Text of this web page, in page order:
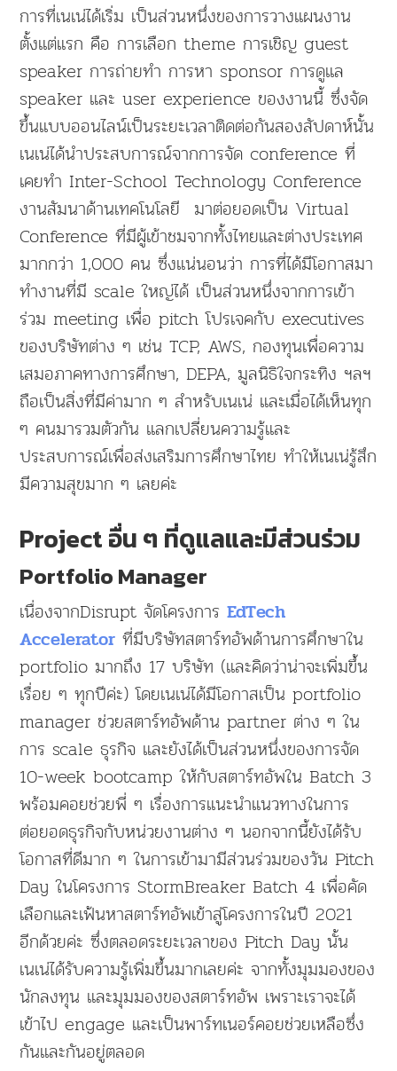
การที่เนเน่ได้เริ่ม เป็นส่วนหนึ่งของการวางแผนงาน
ตั้งแต่แรก คือ การเลือก theme การเชิญ guest
speaker การถ่ายทำ การหา sponsor การดูแล
speaker และ user experience ของงานนี้ ซึ่งจัด
ขึ้นแบบออนไลน์เป็นระยะเวลาติดต่อกันสองสัปดาห์นั้น
เนเน่ได้นำประสบการณ์จากการจัด conference ที่
เคยทำ Inter-School Technology Conference
งานสัมนาด้านเทคโนโลยี มาต่อยอดเป็น Virtual
Conference ที่มีผู้เข้าชมจากทั้งไทยและต่างประเทศ
มากกว่า 1,000 คน ซึ่งแน่นอนว่า การที่ได้มีโอกาสมา
ทำงานที่มี scale ใหญ่ได้ เป็นส่วนหนึ่งจากการเข้า
ร่วม meeting เพื่อ pitch โปรเจคกับ executives
ของบริษัทต่าง ๆ เช่น TCP, AWS, กองทุนเพื่อความ
เสมอภาคทางการศึกษา, DEPA, มูลนิธิใจกระทิง ฯลฯ
ถือเป็นสิ่งที่มีค่ามาก ๆ สำหรับเนเน่ และเมื่อได้เห็นทุก
ๆ คนมารวมตัวกัน แลกเปลี่ยนความรู้และ
ประสบการณ์เพื่อส่งเสริมการศึกษาไทย ทำให้เนเน่รู้สึก
มีความสุขมาก ๆ เลยค่ะ
Project อื่น ๆ ที่ดูแลและมีส่วนร่วม
Portfolio Manager
เนื่องจากDisrupt จัดโครงการEdTech
Accelerator ที่มีบริษัทสตาร์ทอัพด้านการศึกษาใน
portfolio มากถึง 17 บริษัท (และคิดว่าน่าจะเพิ่มขึ้น
เรื่อย ๆ ทุกปีค่ะ) โดยเนเน่ได้มีโอกาสเป็น portfolio
manager ช่วยสตาร์ทอัพด้าน partner ต่าง ๆ ใน
การ scale ธุรกิจ และยังได้เป็นส่วนหนึ่งของการจัด
10-week bootcamp ให้กับสตาร์ทอัพใน Batch 3
พร้อมคอยช่วยพี่ ๆ เรื่องการแนะนำแนวทางในการ
ต่อยอดธุรกิจกับหน่วยงานต่าง ๆ นอกจากนี้ยังได้รับ
โอกาสที่ดีมาก ๆ ในการเข้ามามีส่วนร่วมของวัน Pitch
Day ในโครงการ StormBreaker Batch 4 เพื่อคัด
เลือกและเฟ้นหาสตาร์ทอัพเข้าสู่โครงการในปี 2021
อีกด้วยค่ะ ซึ่งตลอดระยะเวลาของ Pitch Day นั้น
เนเน่ได้รับความรู้เพิ่มขึ้นมากเลยค่ะ จากทั้งมุมมองของ
นักลงทุน และมุมมองของสตาร์ทอัพ เพราะเราจะได้
เข้าไป engage และเป็นพาร์ทเนอร์คอยช่วยเหลือซึ่ง
กันและกันอยู่ตลอด